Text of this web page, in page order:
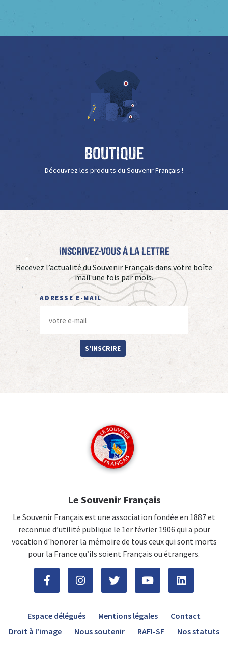
Boutique
Découvrez les produits du Souvenir Français !
Inscrivez-vous à La Lettre
Recevez l’actualité du Souvenir Français dans votre boîte
mail une fois par mois.
ADRESSE E-MAIL
S'INSCRIRE
Le Souvenir Français
Le Souvenir Français est une association fondée en 1887 et
reconnue d’utilité publique le 1er février 1906 qui a pour
vocation d'honorer la mémoire de tous ceux qui sont morts
pour la France qu’ils soient Français ou étrangers.
Espace délégués Mentions légales
Contact
Droit à l’image
Nous soutenir RAFI-SF Nos statuts